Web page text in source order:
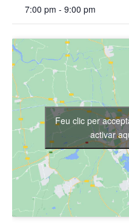
7:00 pm - 9:00 pm
Feu clic per
activar